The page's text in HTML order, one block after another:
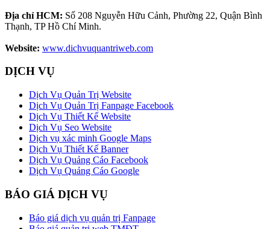
Địa chỉ HCM: Số 208 Nguyễn Hữu Cảnh, Phường 22, Quận Bình
Thạnh, TP Hồ Chí Minh.
Website: www.dichvuquantriweb.com
DỊCH VỤ
Dịch Vụ Quản Trị Website
Dịch Vụ Quản Trị Fanpage Facebook
Dịch Vụ Thiết Kế Website
Dịch Vụ Seo Website
Dịch vụ xác minh Google Maps
Dịch Vụ Thiết Kế Banner
Dịch Vụ Quảng Cáo Facebook
Dịch Vụ Quảng Cáo Google
BÁO GIÁ DỊCH VỤ
Báo giá dịch vụ quản trị Fanpage